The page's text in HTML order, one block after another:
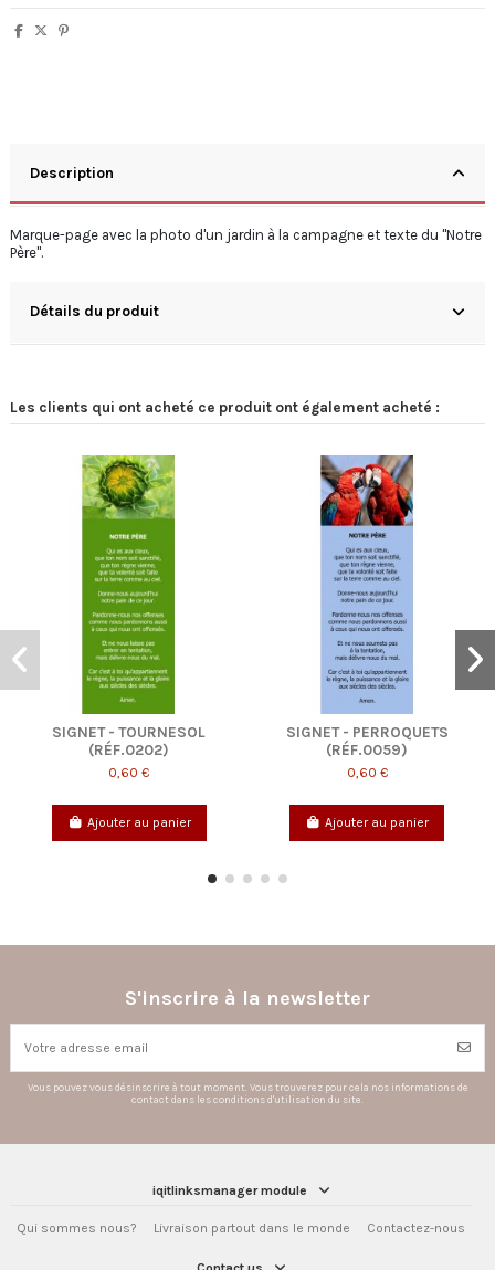
Description
Marque-page avec la photo d'un jardin à la campagne et texte du "Notre
Père".
Détails du produit
Les clients qui ont acheté ce produit ont également acheté :
SIGNET - PERROQUETS
(RÉF.0059)
0,60 €
Ajouter au panier
SIGNET - BANC
(RÉF.0275)
0,60 €
Ajouter au panier
S'inscrire à la newsletter
Vous pouvez vous désinscrire à tout moment. Vous trouverez pour cela nos informations de
contact dans les conditions d'utilisation du site.
iqitlinksmanager module
Qui sommes nous? Livraison partout dans le monde Contactez-nous